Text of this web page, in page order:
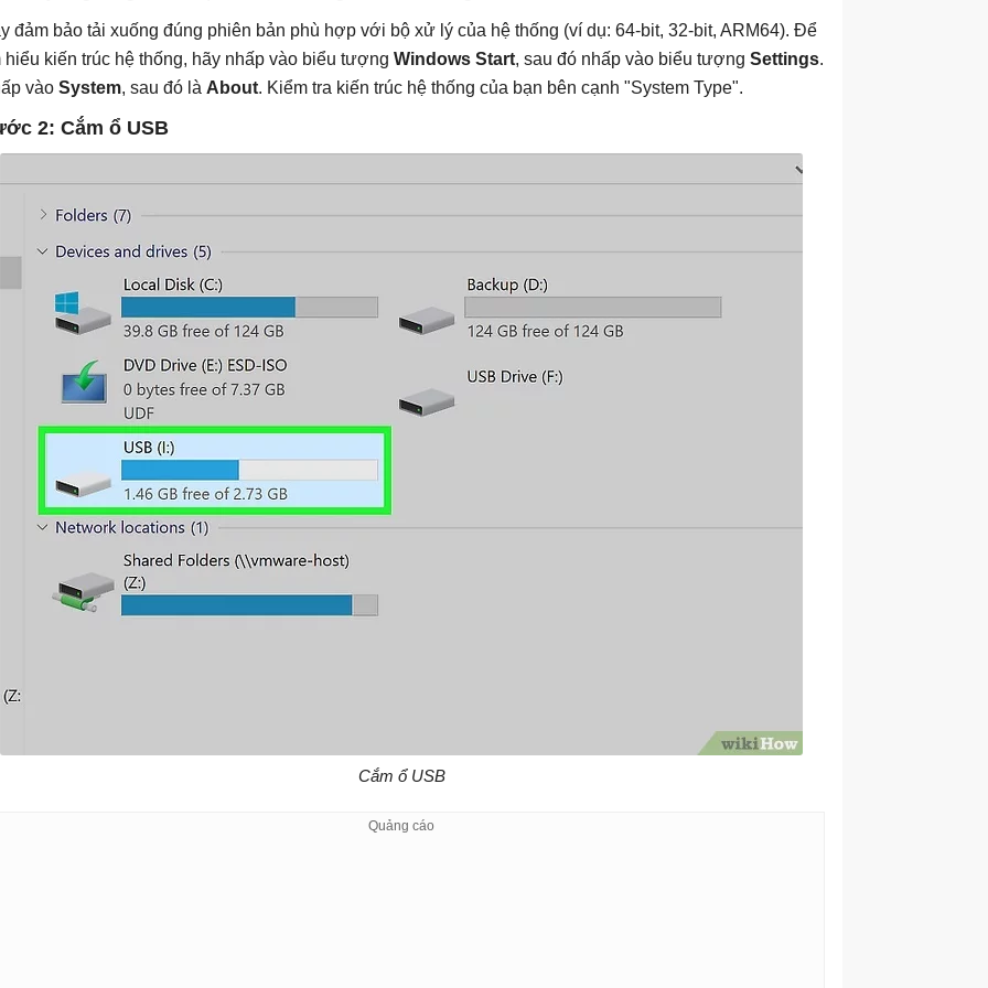
đảm bảo tải xuống đúng phiên bản phù hợp với bộ xử lý của hệ thống (ví dụ: 64-bit, 32-bit, ARM64). Để
hiểu kiến ​​trúc hệ thống, hãy nhấp vào biểu tượng Windows Start, sau đó nhấp vào biểu tượng Settings.
vào System, sau đó là About. Kiểm tra kiến ​​trúc hệ thống của bạn bên cạnh "System Type".
2: Cắm ổ USB
Cắm ổ USB